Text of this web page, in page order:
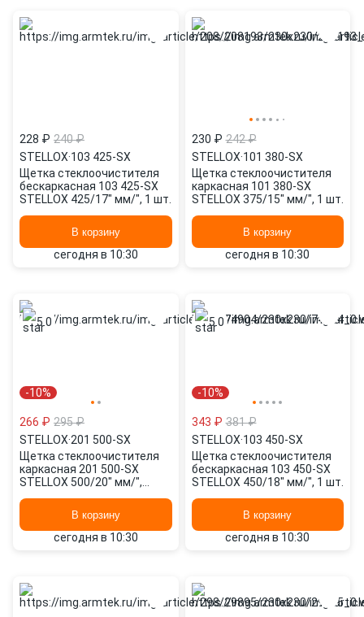
228 ₽ 240 ₽
STELLOX·103 425-SX
Щетка стеклоочистителя
бескаркасная 103 425-SX
STELLOX 425/17" мм/", 1 шт.
В корзину
сегодня в 10:30
230 ₽ 242 ₽
STELLOX·101 380-SX
Щетка стеклоочистителя
каркасная 101 380-SX
STELLOX 375/15" мм/", 1 шт.
В корзину
сегодня в 10:30
5.0
-10%
266 ₽ 295 ₽
STELLOX·201 500-SX
Щетка стеклоочистителя
каркасная 201 500-SX
STELLOX 500/20" мм/",
В корзину
сегодня в 10:30
5.0
-10%
343 ₽ 381 ₽
STELLOX·103 450-SX
Щетка стеклоочистителя
бескаркасная 103 450-SX
STELLOX 450/18" мм/", 1 шт.
В корзину
сегодня в 10:30